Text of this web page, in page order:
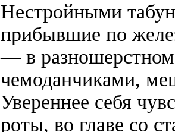
Нестройными
прибывшие по
— в
чемоданчиками,
Увереннее себя
роты, во главе со